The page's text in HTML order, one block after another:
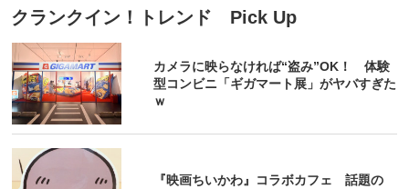
クランクイン！トレンド Pick Up
カメラに映らなければ“盗み”OK！ 体験
型コンビニ「ギガマート展」がヤバすぎた
ｗ
『映画ちいかわ』コラボカフェ 話題の